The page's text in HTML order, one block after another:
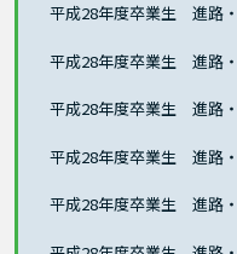
平成28年度卒業生 進路
平成28年度卒業生 進路
平成28年度卒業生 進路
平成28年度卒業生 進路
平成28年度卒業生 進路